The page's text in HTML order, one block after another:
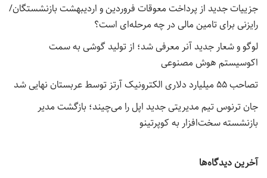
جزییات جدید از پرداخت معوقات فروردین و اردیبهشت بازنشستگان/
رایزنی برای تامین مالی در چه مرحله‌ای است؟
لوگو و شعار جدید آنر معرفی شد؛ از تولید گوشی به سمت
اکوسیستم هوش مصنوعی
تصاحب ۵۵ میلیارد دلاری الکترونیک آرتز توسط عربستان نهایی شد
جان ترنوس تیم مدیریتی جدید اپل را می‌چیند؛ بازگشت مدیر
بازنشسته سخت‌افزار به کوپرتینو
آخرین دیدگاه‌ها